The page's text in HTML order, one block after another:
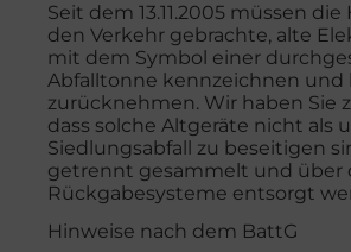
Seit dem 13.11.2005 müssen
den Verkehr gebrachte, alte
mit dem Symbol einer
Abfalltonne kennzeichnen und
zurücknehmen. Wir haben Sie
dass solche Altgeräte nicht als
Siedlungsabfall zu beseitigen
getrennt gesammelt und über
Rückgabesysteme entsorgt
Hinweise nach dem BattG